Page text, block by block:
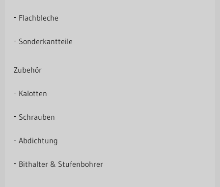
Flachbleche
Sonderkantteile
Zubehör
Kalotten
Schrauben
Abdichtung
Bithalter & Stufenbohrer